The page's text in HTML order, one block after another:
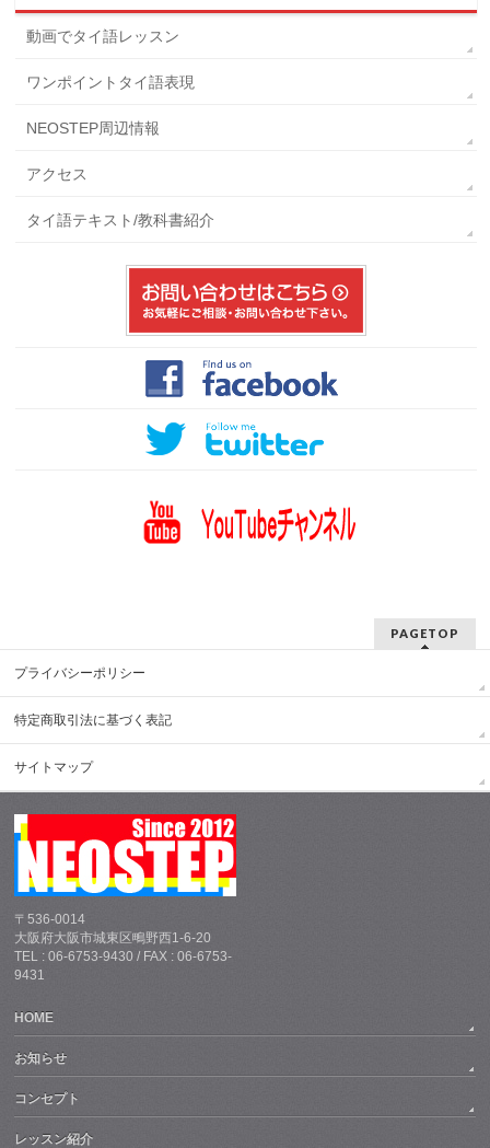
動画でタイ語レッスン
ワンポイントタイ語表現
NEOSTEP周辺情報
アクセス
タイ語テキスト/教科書紹介
PAGETOP
プライバシーポリシー
特定商取引法に基づく表記
サイトマップ
〒536-0014
大阪府大阪市城東区鴫野西1-6-20
TEL : 06-6753-9430 / FAX : 06-6753-
9431
HOME
お知らせ
コンセプト
レッスン紹介